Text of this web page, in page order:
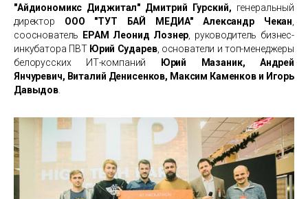
"Айдиономикс Диджитал" Дмитрий Гурский, генеральный
директор ООО "ТУТ БАЙ МЕДИА" Александр Чекан
сооснователь
EPAM Леонид Лознер , руководитель бизнес-
инкубатора ПВТ Юрий Сударев, основатели и топ-менеджеры
белорусских ИТ-компаний Юрий Мазаник, Андрей
Янчуревич, Виталий Денисенков, Максим Каменков и Игорь
Давыдов